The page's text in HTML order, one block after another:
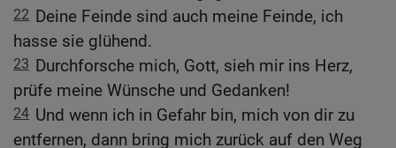
22 Deine Feinde sind auch meine Feinde, ich
hasse sie glühend.
23 Durchforsche mich, Gott, sieh mir ins Herz,
prüfe meine Wünsche und Gedanken!
24 Und wenn ich in Gefahr bin, mich von dir zu
entfernen, dann bring mich zurück auf den Weg